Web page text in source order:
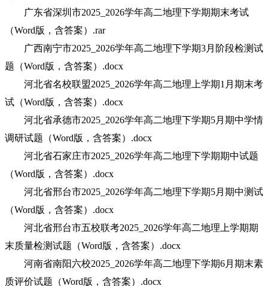
广东省深圳市2025_2026学年高二地理下学期期末考试
（Word版，含答案）.rar
广西南宁市2025_2026学年高二地理下学期3月阶段检测试
题（Word版，含答案）.docx
河北省名校联盟2025_2026学年高二地理上学期1月期末考
试（Word版，含答案）.docx
河北省承德市2025_2026学年高二地理下学期5月期中学情
调研试题（Word版，含答案）.docx
河北省石家庄市2025_2026学年高二地理下学期期中试题
（Word版，含答案）.docx
河北省邢台市2025_2026学年高二地理下学期5月期中测试
（Word版，含答案）.docx
河北省邢台市五校联考2025_2026学年高二地理上学期期
末质量检测试题（Word版，含答案）.docx
河南省南阳六校2025_2026学年高二地理下学期6月期末素
质评价试题（Word版，含答案）.docx